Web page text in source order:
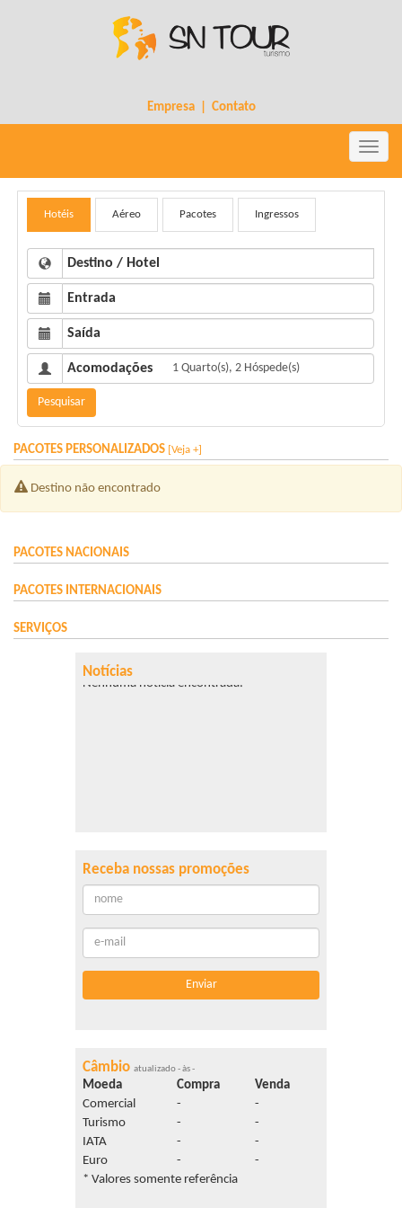
Empresa| Contato
Toggle
Hotéis Aéreo Pacotes Ingressos
Destino / Hotel
Entrada
Saída
Acomodações
Pesquisar
PACOTES PERSONALIZADOS [Veja +]
Destino não encontrado
PACOTES NACIONAIS
PACOTES INTERNACIONAIS
SERVIÇOS
Notícias
Receba nossas promoções
Câmbio atualizado - às -
Moeda Compra
Venda
Comercial
-
-
Turismo
-
-
IATA
-
-
Euro
-
-
* Valores somente referência